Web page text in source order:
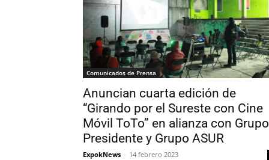
Comunicados de Prensa
Anuncian cuarta edición de
“Girando por el Sureste con Cine
Móvil ToTo” en alianza con Grupo
Presidente y Grupo ASUR
ExpokNews - 14 febrero 2023